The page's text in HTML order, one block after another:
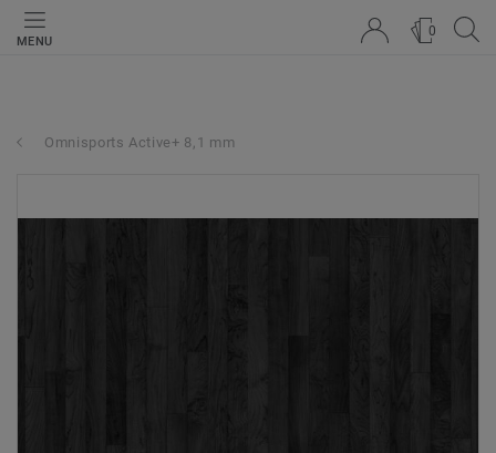
MENU
0
Omnisports Active+ 8,1 mm